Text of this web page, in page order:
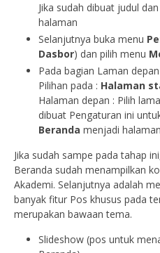
Jika sudah dibuat judul
halaman
Selanjutnya buka menu
Dasbor) dan pilih menu
Pada bagian Laman
Pilihan pada : Halaman
Halaman depan : Pilih
dibuat Pengaturan ini
Beranda menjadi
Jika sudah sampe pada tahap
Beranda sudah menampilkan
Akademi. Selanjutnya adalah
banyak fitur Pos khusus pada
merupakan bawaan tema.
Slideshow (pos untuk